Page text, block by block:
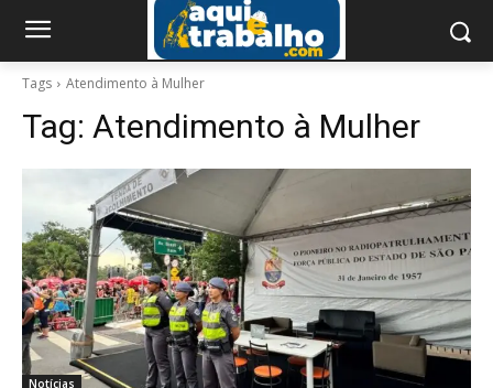
Tags Atendimento à Mulher
Tag: Atendimento à Mulher
Notícias